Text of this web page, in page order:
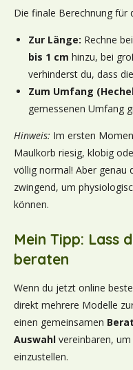
Die finale Berechnung für
Zur Länge: Rechne
bis 1 cm hinzu, bei
verhinderst du, dass
Zum Umfang
gemessenen Umfang
Hinweis: Im ersten
Maulkorb riesig, klobig
völlig normal! Aber genau
zwingend, um
können.
Mein Tipp: Lass
beraten
Wenn du jetzt online
direkt mehrere Modelle
einen gemeinsamen
Auswahl vereinbaren,
einzustellen.